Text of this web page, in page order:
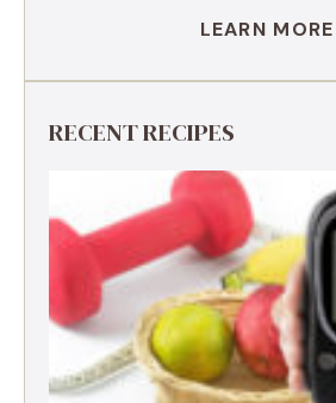
LEARN MORE
RECENT RECIPES